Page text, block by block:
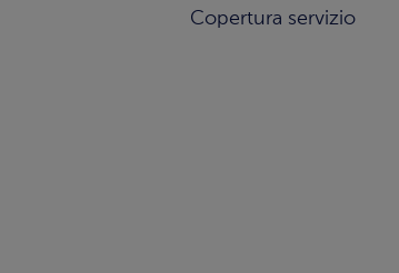
Copertura servizio